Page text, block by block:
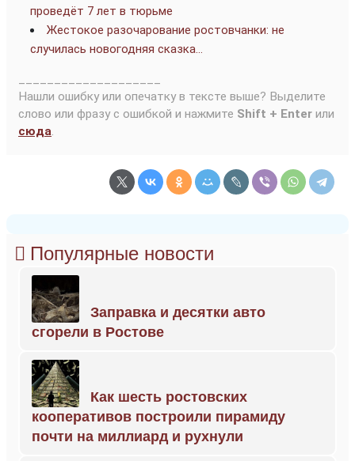
проведёт 7 лет в тюрьме
Жестокое разочарование ростовчанки: не
случилась новогодняя сказка…
Нашли ошибку или опечатку в тексте выше? Выделите
слово или фразу с ошибкой и нажмите Shift + Enter или
сюда.
Популярные новости
Заправка и десятки авто
сгорели в Ростове
Как шесть ростовских
кооперативов построили пирамиду
почти на миллиард и рухнули